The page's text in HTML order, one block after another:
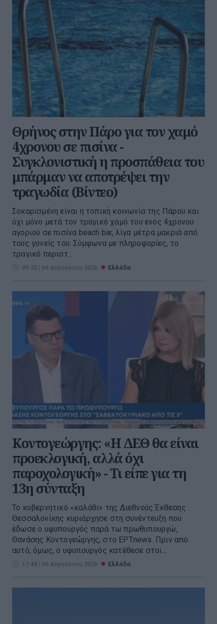
Θρήνος στην Πάρο για τον χαμό
4χρονου σε πισίνα -
Συγκλονιστική η προσπάθεια του
μπάρμαν να αποτρέψει την
τραγωδία (Βίντεο)
Σοκαρισμένη είναι η τοπική κοινωνία της Πάρου και
όχι μόνο μετά τον τραγικό χαμό του ενός 4χρονου
αγοριού σε πισίνα beach bar, λίγα μέτρα μακριά από
τους γονείς του. Σύμφωνα με πληροφορίες, το
τραγικό περιστ...
09:25 | 09 Αυγούστου 2026 Ελλάδα
Κοντογεώργης: «Η ΔΕΘ θα είναι
προεκλογική, αλλά όχι
παροχολογική» - Τι είπε για τη
13η σύνταξη
Το κυβερνητικό «καλάθι» της Διεθνούς Έκθεσης
Θεσσαλονίκης κυριάρχησε στη συνέντευξη που
έδωσε ο υφυπουργός παρά τω πρωθυπουργώ,
Θανάσης Κοντογεώργης, στο ΕΡΤnews. Πριν από
αυτό, όμως, ο υφυπουργός κατέθεσε στοι...
17:48 | 09 Αυγούστου 2026 Ελλάδα